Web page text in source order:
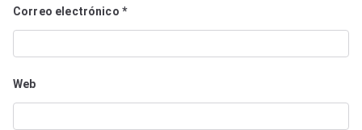
Correo electrónico *
Web